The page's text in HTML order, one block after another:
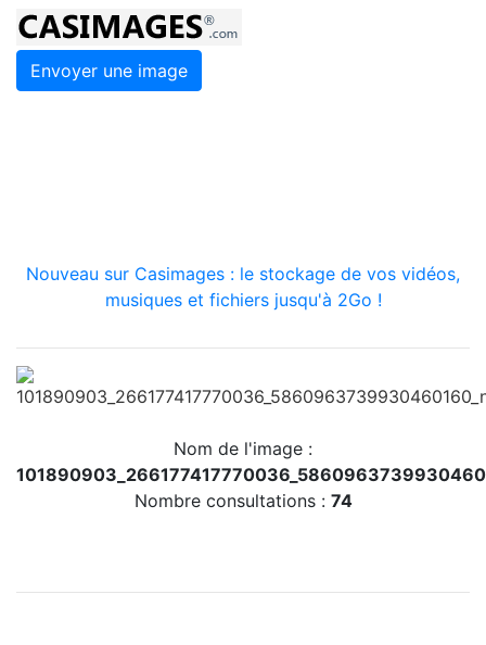
Envoyer une image
Nouveau sur Casimages : le stockage de vos vidéos,
musiques et fichiers jusqu'à 2Go !
Nom de l'image :
Nombre consultations : 74